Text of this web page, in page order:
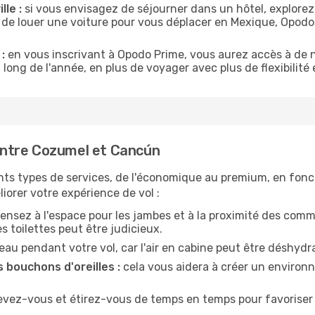
: si vous envisagez de séjourner dans un hôtel,
louer une voiture pour vous déplacer en Mexique,
en vous inscrivant à Opodo Prime, vous aurez accès à de
de l'année, en plus de voyager avec plus de
Cozumel et Cancún
types de services, de l'économique au premium, en
votre expérience de vol :
à l'espace pour les jambes et à la proximité des
toilettes peut être judicieux.
pendant votre vol, car l'air en cabine peut être
d'oreilles : cela vous aidera à créer un
vous et étirez-vous de temps en temps pour